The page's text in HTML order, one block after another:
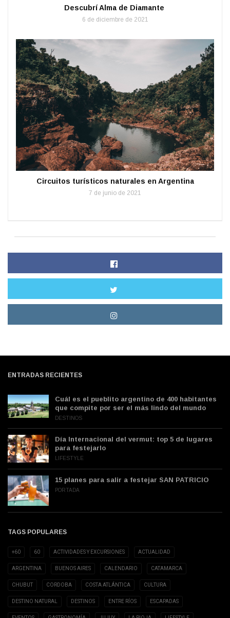
Descubrí Alma de Diamante
6 de diciembre de 2021
Circuitos turísticos naturales en Argentina
7 de junio de 2021
ENTRADAS RECIENTES
Cuál es el pueblito argentino de 400 habitantes
que compite por ser el más lindo del mundo
DESTINOS
Día Internacional del vermut: top 5 de lugares
para festejarlo
LIFESTYLE
15 planes para salir a festejar SAN PATRICIO
PORTADA
TAGS POPULARES
+60 60 ACTIVIDADES Y EXCURSIONES ACTUALIDAD
ARGENTINA BUENOS AIRES CALENDARIO CATAMARCA
CHUBUT CORDOBA COSTA ATLÁNTICA CULTURA
DESTINO NATURAL DESTINOS ENTRE RÍOS ESCAPADAS